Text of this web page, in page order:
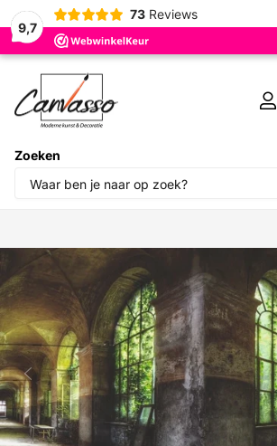
9,7
73 Reviews
Zoeken
Deel dit product